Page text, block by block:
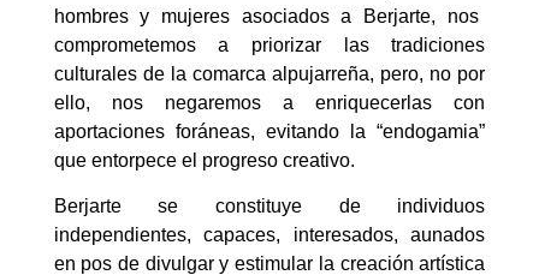
hombres y mujeres asociados a Berjarte, nos
comprometemos a priorizar las tradiciones
culturales de la comarca alpujarreña, pero, no por
ello, nos negaremos a enriquecerlas con
aportaciones foráneas, evitando la “endogamia”
que entorpece el progreso creativo.
Berjarte se constituye de individuos
independientes, capaces, interesados, aunados
en pos de divulgar y estimular la creación artística